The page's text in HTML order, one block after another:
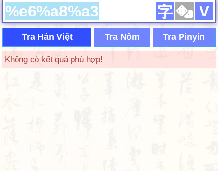
字 V
Tra Hán Việt Tra Nôm Tra Pinyin
Không có kết quả phù hợp!